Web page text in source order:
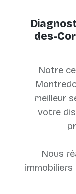
des-
Notre
meilleur
votre
Nous
immobiliers